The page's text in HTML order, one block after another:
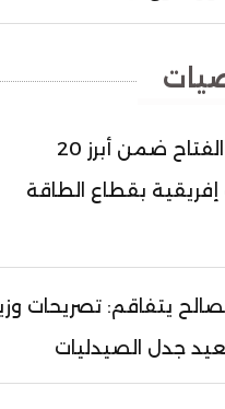
ولد محمد
الله أحمد مسكه
حسني
عبدالرحمن أمين
محمد المامي النيسان
الشيخ سيديا
ولد عبد الفتاح ضمن أبرز 20
بقطاع الطاقة
يتفاقم: تصريحات
جدل الصيدليات